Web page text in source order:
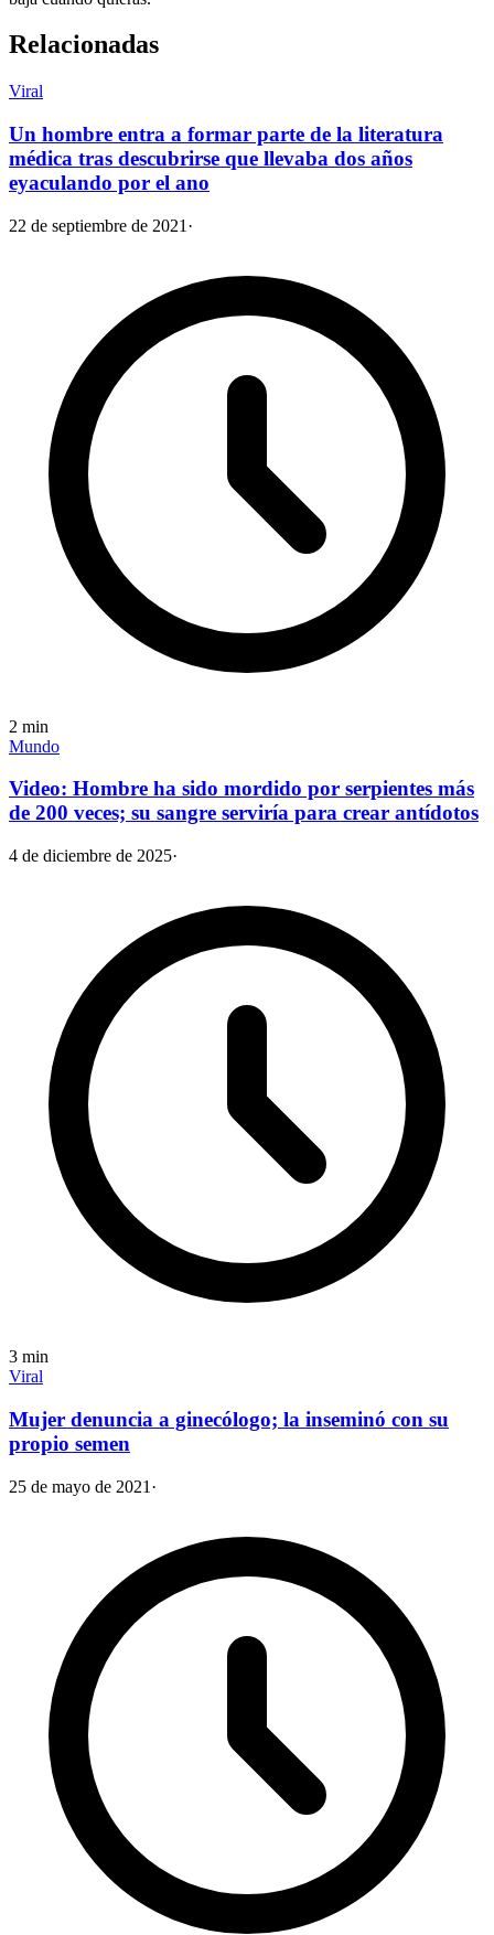
Relacionadas
Viral
Un hombre entra a formar parte de la literatura
médica tras descubrirse que llevaba dos años
eyaculando por el ano
22 de septiembre de 2021 ·
2 min
Mundo
Video: Hombre ha sido mordido por serpientes más
de 200 veces; su sangre serviría para crear antídotos
4 de diciembre de 2025·
3 min
Viral
Mujer denuncia a ginecólogo; la inseminó con su
propio semen
25 de mayo de 2021 ·